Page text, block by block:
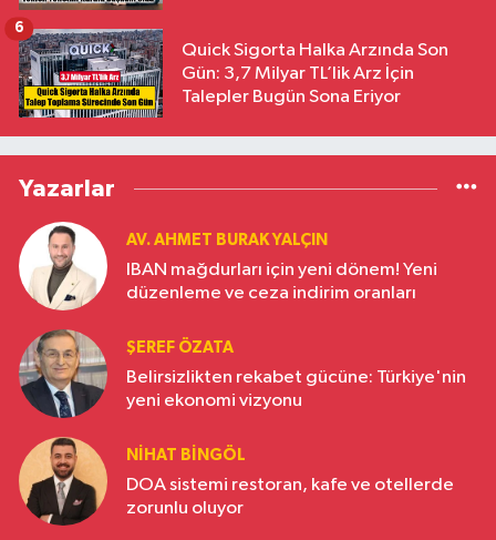
Quick Sigorta Halka Arzında Son
Gün: 3,7 Milyar TL’lik Arz İçin
Talepler Bugün Sona Eriyor
6
Yazarlar
AV. AHMET BURAK YALÇIN
IBAN mağdurları için yeni dönem! Yeni
düzenleme ve ceza indirim oranları
ŞEREF ÖZATA
Belirsizlikten rekabet gücüne: Türkiye'nin
yeni ekonomi vizyonu
NIHAT BINGÖL
DOA sistemi restoran, kafe ve otellerde
zorunlu oluyor